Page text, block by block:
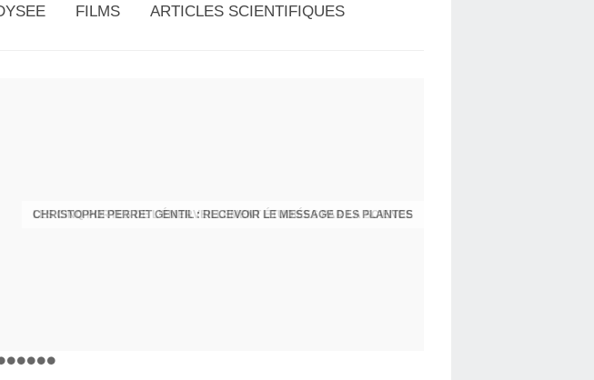
FILMS
ARTICLES SCIENTIFIQUES
CHRISTOPHE PERRET GENTIL : RECEVOIR LE MESSAGE DES PLANTES